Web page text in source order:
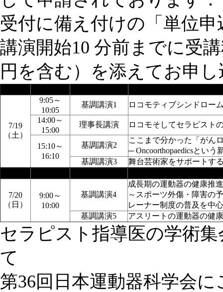
受付に備え付けの「単位
講演開始10 分前までに受
円を含む）を添えてお申
7/19
（土）
9:05～
10:05
基調講演1
ロコモティブシンドロー
14:00～
15:00
理事長講演 ロコモそしてセラピスト
15:10～
16:10
基調講演2
ここまで分かった「がん
─ Oncoorthopaedicsとい
基調講演3
舞台芸術家をサポートす
7/20
（日）
9:00～
10:00
基調講演4
成長期の運動器の健康推
～スポーツ外傷・障害の
レーナー制度の普及を中
基調講演5
アスリートの運動器の健康
セラピスト指導医の学術
て
第36回日本運動器科学会